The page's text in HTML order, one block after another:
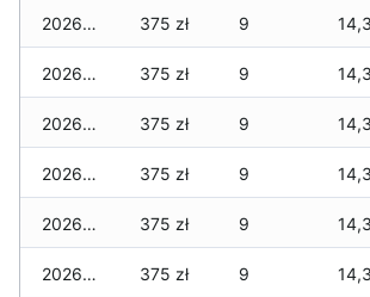
2026-05-29 375 zł 9
2026-05-28 375 zł 9
2026-05-27 375 zł 9
2026-05-26 375 zł 9
2026-05-25 375 zł 9
2026-05-24 375 zł 9